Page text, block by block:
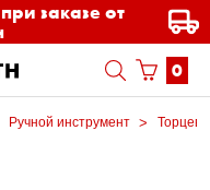
заказе от
0
Ручной инструмент